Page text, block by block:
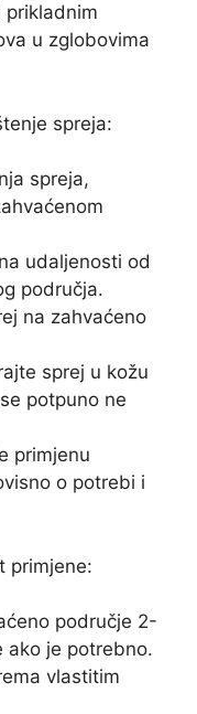
prikladnim
u zglobovima
spreja:
spreja,
udaljenosti od
područja.
na zahvaćeno
sprej u kožu
potpuno ne
primjenu
o potrebi i
primjene:
područje 2-
ako je potrebno.
vlastitim